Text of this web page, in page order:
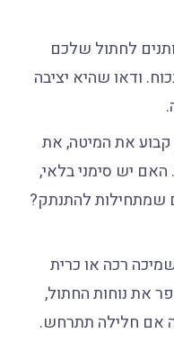
לחתול שלכם
ודאו שהיא יציבה
את המיטה, את
יש סימני בלאי,
שמתחילות להתנתק?
רכה או כרית
את נוחות החתול,
אם חלילה תתרחש.